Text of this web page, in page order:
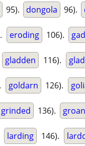
95). dongola 96).
eroding 106).
gladden 116).
goldarn 126).
grinded 136).
larding 146).